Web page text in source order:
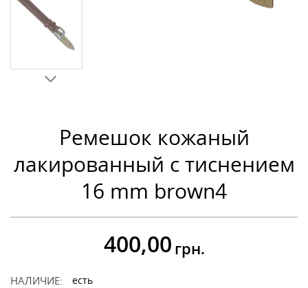
Ремешок кожаный
лакированный с тиснением
16 mm brown4
400,00 грн.
НАЛИЧИЕ: есть